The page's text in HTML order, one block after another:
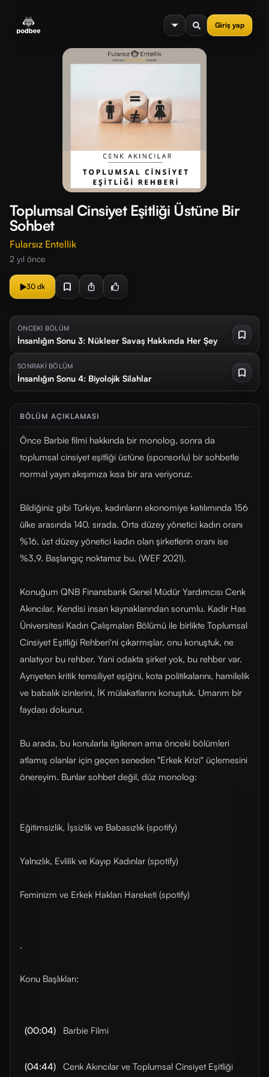
Giriş yap
menu
Toplumsal Cinsiyet Eşitliği Üstüne Bir
Sohbet
Fularsız Entellik
2 yıl önce
30 dk
ÖNCEKİ BÖLÜM
İnsanlığın Sonu 3: Nükleer Savaş Hakkında Her Şey
SONRAKİ BÖLÜM
İnsanlığın Sonu 4: Biyolojik Silahlar
BÖLÜM AÇIKLAMASI
Önce Barbie filmi hakkında bir monolog, sonra da
toplumsal cinsiyet eşitliği üstüne (sponsorlu) bir sohbetle
normal yayın akışımıza kısa bir ara veriyoruz.
Bildiğiniz gibi Türkiye, kadınların ekonomiye katılımında 156
ülke arasında 140. sırada. Orta düzey yönetici kadın oranı
%16, üst düzey yönetici kadın olan şirketlerin oranı ise
%3,9. Başlangıç noktamız bu. (WEF 2021).
Konuğum QNB Finansbank Genel Müdür Yardımcısı Cenk
Akıncılar. Kendisi insan kaynaklarından sorumlu. Kadir Has
Üniversitesi Kadın Çalışmaları Bölümü ile birlikte Toplumsal
Cinsiyet Eşitliği Rehberi'ni çıkarmışlar, onu konuştuk, ne
anlatıyor bu rehber. Yani odakta şirket yok, bu rehber var.
Ayrıyeten kritik temsiliyet eşiğini, kota politikalarını, hamilelik
ve babalık izinlerini, İK mülakatlarını konuştuk. Umarım bir
faydası dokunur.
Bu arada, bu konularla ilgilenen ama önceki bölümleri
atlamış olanlar için geçen seneden "Erkek Krizi" üçlemesini
önereyim. Bunlar sohbet değil, düz monolog:
Eğitimsizlik, İşsizlik ve Babasızlık (spotify)
Yalnızlık, Evlilik ve Kayıp Kadınlar (spotify)
Feminizm ve Erkek Hakları Hareketi (spotify)
.
Konu Başlıkları:
(00:04) Barbie Filmi
(04:44) Cenk Akıncılar ve Toplumsal Cinsiyet Eşitliği